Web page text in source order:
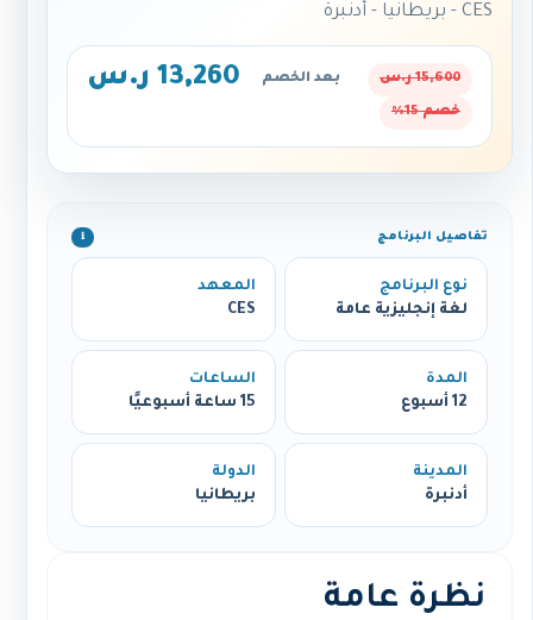
CES - بريطانيا - أدنبرة
15,600 ر.س بعد الخصم 13,260 ر.س
خصم 15%
تفاصيل البرنامج ℹ️
نوع البرنامج
لغة إنجليزية عامة
المعهد
CES
المدة
12 أسبوع
الساعات
15 ساعة أسبوعيًا
المدينة
أدنبرة
الدولة
بريطانيا
نظرة عامة